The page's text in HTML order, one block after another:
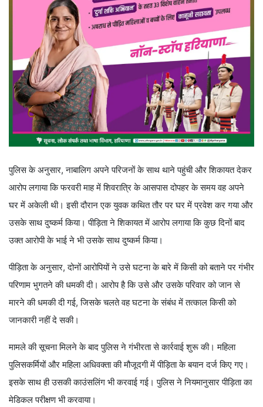
पुलिस के अनुसार, नाबालिग अपने परिजनों के साथ थाने पहुंची और शिकायत देकर
आरोप लगाया कि फरवरी माह में शिवरात्रि के आसपास दोपहर के समय वह अपने
घर में अकेली थी। इसी दौरान एक युवक कथित तौर पर घर में प्रवेश कर गया और
उसके साथ दुष्कर्म किया। पीड़िता ने शिकायत में आरोप लगाया कि कुछ दिनों बाद
उक्त आरोपी के भाई ने भी उसके साथ दुष्कर्म किया।
पीड़िता के अनुसार, दोनों आरोपियों ने उसे घटना के बारे में किसी को बताने पर गंभीर
परिणाम भुगतने की धमकी दी। आरोप है कि उसे और उसके परिवार को जान से
मारने की धमकी दी गई, जिसके चलते वह घटना के संबंध में तत्काल किसी को
जानकारी नहीं दे सकी।
मामले की सूचना मिलने के बाद पुलिस ने गंभीरता से कार्रवाई शुरू की। महिला
पुलिसकर्मियों और महिला अधिवक्ता की मौजूदगी में पीड़िता के बयान दर्ज किए गए।
इसके साथ ही उसकी काउंसलिंग भी करवाई गई। पुलिस ने नियमानुसार पीड़िता का
मेडिकल परीक्षण भी करवाया।